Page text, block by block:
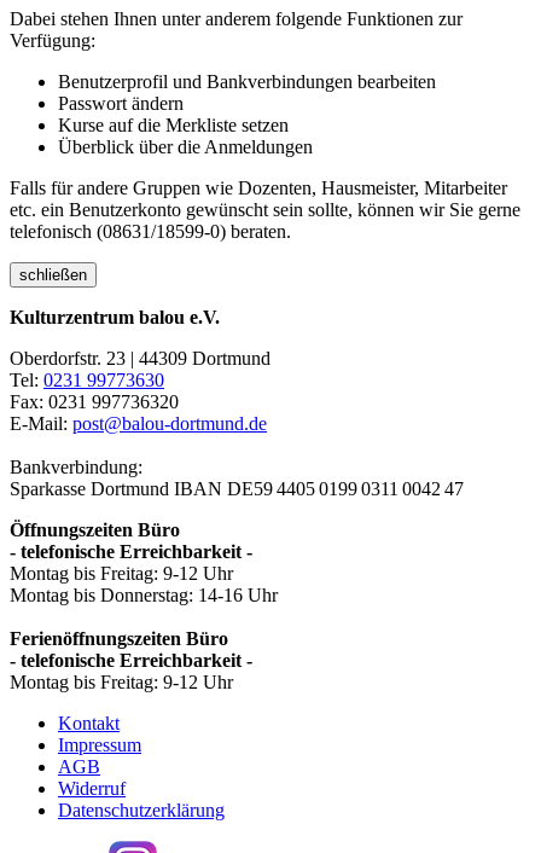
Dabei stehen Ihnen unter anderem folgende Funktionen zur
Verfügung:
Benutzerprofil und Bankverbindungen bearbeiten
Passwort ändern
Kurse auf die Merkliste setzen
Überblick über die Anmeldungen
Falls für andere Gruppen wie Dozenten, Hausmeister, Mitarbeiter
etc. ein Benutzerkonto gewünscht sein sollte, können wir Sie gerne
telefonisch (08631/18599-0) beraten.
schließen
Kulturzentrum balou e.V.
Oberdorfstr. 23 | 44309 Dortmund
Tel: 0231 99773630
Fax: 0231 997736320
E-Mail: post@balou-dortmund.de
Bankverbindung:
Sparkasse Dortmund IBAN DE59 4405 0199 0311 0042 47
Öffnungszeiten Büro
- telefonische Erreichbarkeit -
Montag bis Freitag: 9-12 Uhr
Montag bis Donnerstag: 14-16 Uhr
Ferienöffnungszeiten Büro
- telefonische Erreichbarkeit -
Montag bis Freitag: 9-12 Uhr
Kontakt
Impressum
AGB
Widerruf
Datenschutzerklärung